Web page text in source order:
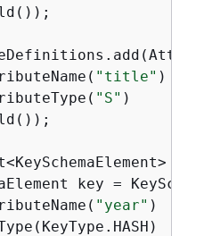
"title" )
"S" )
key =
"year" )